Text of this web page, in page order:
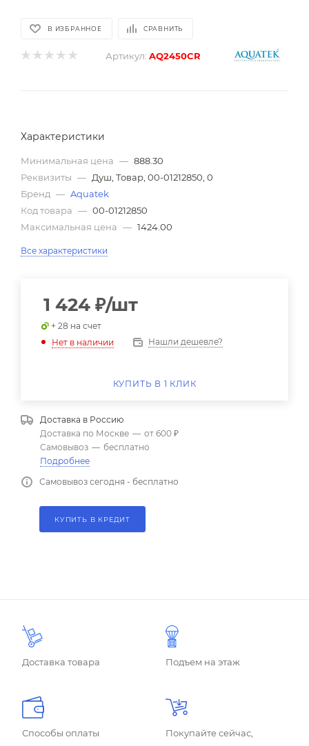
В ИЗБРАННОЕ СРАВНИТЬ
Артикул: AQ2450CR
Характеристики
Минимальная цена — 888.30
Реквизиты — Душ, Товар, 00-01212850, 0
Бренд — Aquatek
Код товара — 00-01212850
Максимальная цена — 1424.00
Все характеристики
1 424 ₽/шт
+ 28 на счет
Нет в наличии
Нашли дешевле?
КУПИТЬ В 1 КЛИК
Доставка в Россию
Доставка по Москве — от 600 ₽
Самовывоз — бесплатно
Подробнее
Самовывоз сегодня - бесплатно
КУПИТЬ В КРЕДИТ
Доставка товара Подъем на этаж
Способы оплаты
Покупайте сейчас,